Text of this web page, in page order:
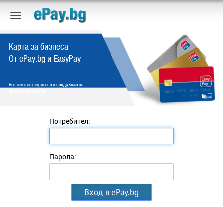
Карта за бизнеса
От ePay.bg и EasyPay
Без такса за откриване и поддръжка на
Потребител:
Парола: